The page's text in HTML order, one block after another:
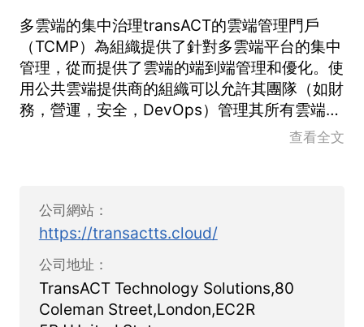
多雲端的集中治理transACT的雲端管理門戶
（TCMP）為組織提供了針對多雲端平台的集中
管理，從而提供了雲端的端到端管理和優化。使
用公共雲端提供商的組織可以允許其團隊（如財
務，營運，安全，DevOps）管理其所有雲端資
查看全文
公司網站：
https://transactts.cloud/
公司地址：
TransACT Technology Solutions,80
Coleman Street,London,EC2R